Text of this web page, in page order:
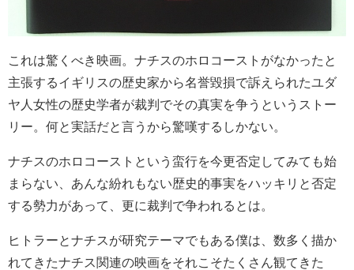
これは驚くべき映画。ナチスのホロコーストがなかったと
主張するイギリスの歴史家から名誉毀損で訴えられたユダ
ヤ人女性の歴史学者が裁判でその真実を争うというストー
リー。何と実話だと言うから驚嘆するしかない。
ナチスのホロコーストという蛮行を今更否定してみても始
まらない、あんな紛れもない歴史的事実をハッキリと否定
する勢力があって、更に裁判で争われるとは。
ヒトラーとナチスが研究テーマでもある僕は、数多く描か
れてきたナチス関連の映画をそれこそたくさん観てきた